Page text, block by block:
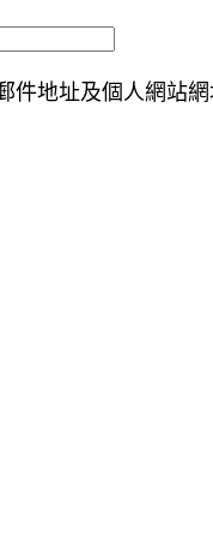
件地址及個人網站